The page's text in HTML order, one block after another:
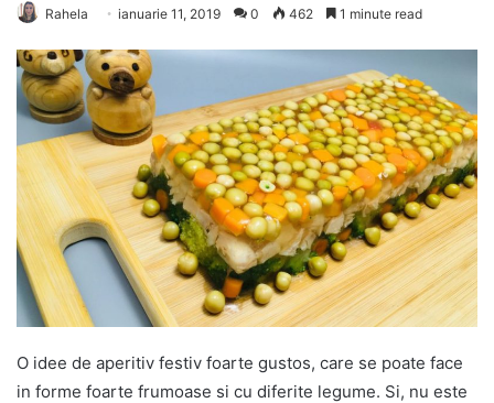
Rahela ianuarie 11, 2019 0 462 1 minute read
O idee de aperitiv festiv foarte gustos, care se poate face
in forme foarte frumoase si cu diferite legume. Si, nu este